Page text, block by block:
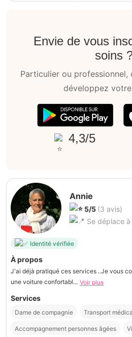
Envie de vous
soins
Particulier ou
développez
4,3/5
Annie
5/5 (3 avis)
Se déplace
Identité vérifiée
À propos
J'ai déjà pratiqué ces services ..Je vous
une voiture confortabl... Voir plus
Services
Dame de compagnie Transport
Accompagnement personnes âgées